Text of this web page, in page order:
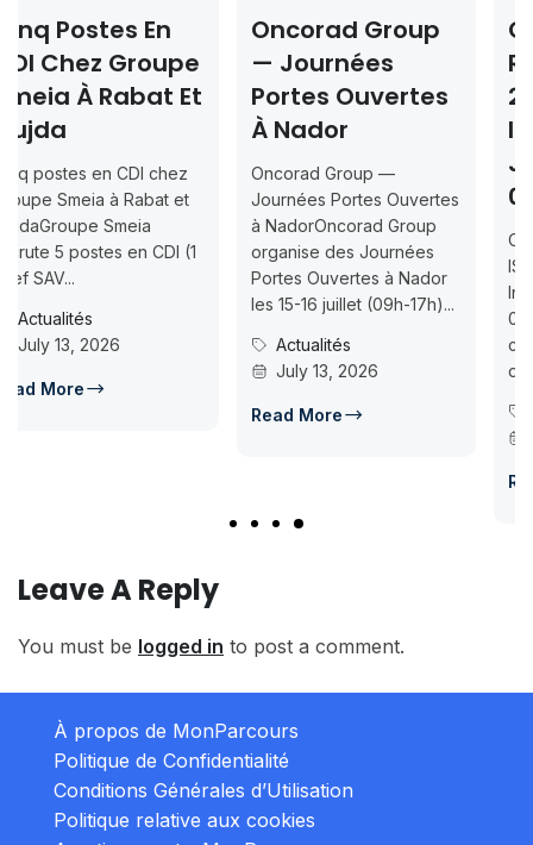
Oncorad Group
— Journées
Portes Ouvertes
À Nador
Oncorad Group —
Journées Portes Ouvertes
à NadorOncorad Group
organise des Journées
Portes Ouvertes à Nador
les 15-16 juillet (09h-17h)...
Actualités
Concours ISMAC
Rabat & Dakhla
2026-2027 —
Inscription
Jusqu’au 2026-
07-18
Concours d’accès L1
Inscription jusqu’au 2026-
07-18ISMAC ouvre les
candidatures au concours
d’accès en L1 pour...
Concours Post-Bac
Leave A Reply
You must be logged in to post a comment.
À propos de MonParcours
Politique de Confidentialité
Conditions Générales d’Utilisation
Politique relative aux cookies